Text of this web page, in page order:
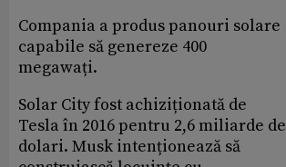
Compania a produs panouri solare
capabile să genereze 400
megawați.
Solar City fost achiziționată de
Tesla în 2016 pentru 2,6 miliarde de
dolari. Musk intenționează să